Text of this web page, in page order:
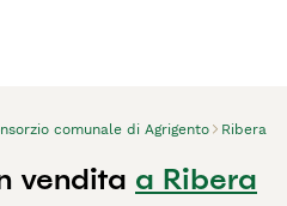
comunale di Agrigento Ribera
vendita a Ribera